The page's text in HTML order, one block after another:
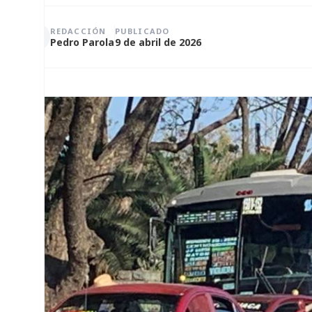
REDACCIÓN
Pedro Parola
PUBLICADO
9 de abril de 2026